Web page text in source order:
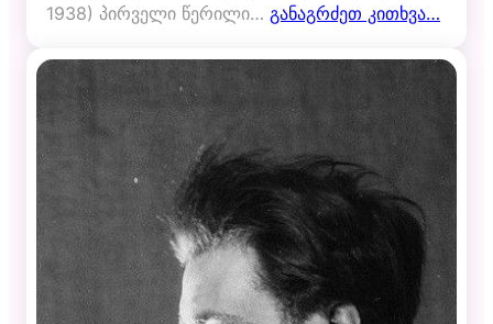
1938) პირველი წერილი… განაგრძეთ კითხვა…